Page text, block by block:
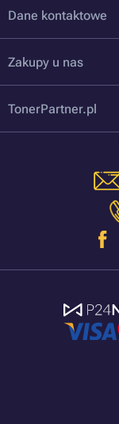
Dane kontaktowe
Zakupy u nas
TonerPartner.pl